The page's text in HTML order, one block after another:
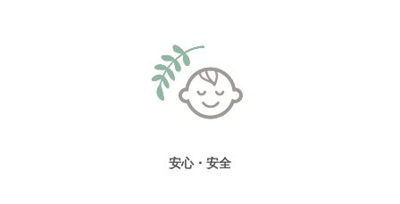
安心・安全